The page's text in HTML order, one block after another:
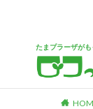
たまプラーザが